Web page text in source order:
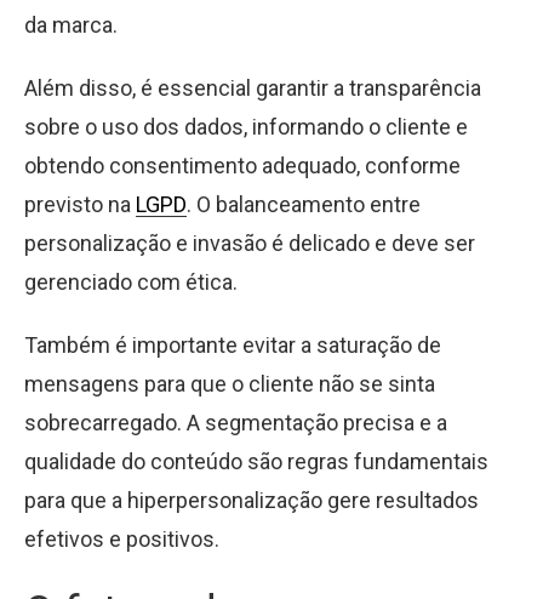
da marca.
Além disso, é essencial garantir a transparência
sobre o uso dos dados, informando o cliente e
obtendo consentimento adequado, conforme
previsto na LGPD. O balanceamento entre
personalização e invasão é delicado e deve ser
gerenciado com ética.
Também é importante evitar a saturação de
mensagens para que o cliente não se sinta
sobrecarregado. A segmentação precisa e a
qualidade do conteúdo são regras fundamentais
para que a hiperpersonalização gere resultados
efetivos e positivos.